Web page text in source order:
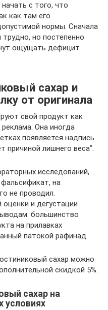
с того, что
как там его
нормы. Сначала
но постепенно
ощущать дефицит
сахар и
от оригинала
свой продукт как
Она иногда
появляется надпись
причиной лишнего веса”.
исследований,
на
не проводил.
и дегустации
большинство
на прилавках
патокой рафинад.
сахар можно
скидкой 5%.
сахар на
условиях